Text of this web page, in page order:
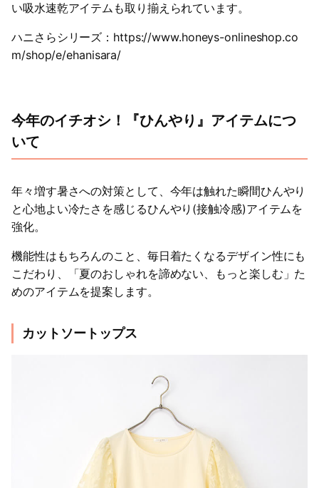
い吸水速乾アイテムも取り揃えられています。
ハニさらシリーズ：https://www.honeys-onlineshop.co
m/shop/e/ehanisara/
今年のイチオシ！『ひんやり』アイテムにつ
いて
年々増す暑さへの対策として、今年は触れた瞬間ひんやり
と心地よい冷たさを感じるひんやり(接触冷感)アイテムを
強化。
機能性はもちろんのこと、毎日着たくなるデザイン性にも
こだわり、「夏のおしゃれを諦めない、もっと楽しむ」た
めのアイテムを提案します。
カットソートップス